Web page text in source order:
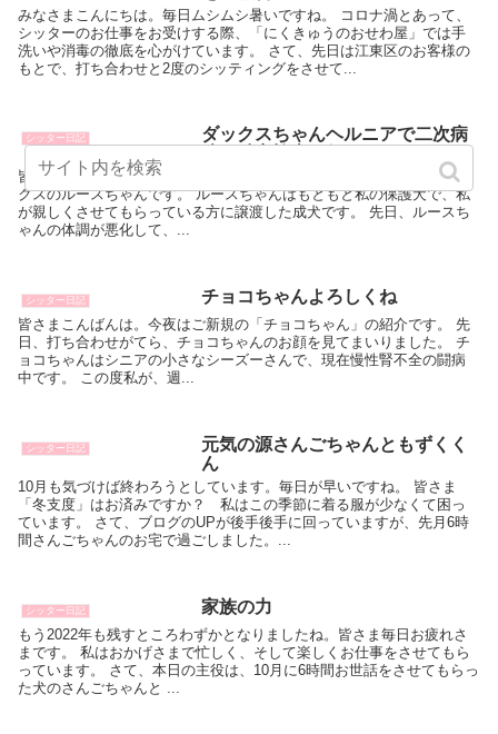
みなさまこんにちは。毎日ムシムシ暑いですね。 コロナ渦とあって、
シッターのお仕事をお受けする際、「にくきゅうのおせわ屋」では手
洗いや消毒の徹底を心がけています。 さて、先日は江東区のお客様の
もとで、打ち合わせと2度のシッティングをさせて...
シッター日記
ダックスちゃんヘルニアで二次病
皆さまこんにちは。すっかり秋めいてきましたね。 今日の主役はダッ
クスのルースちゃんです。 ルースちゃんはもともと私の保護犬で、私
が親しくさせてもらっている方に譲渡した成犬です。 先日、ルースち
ゃんの体調が悪化して、...
シッター日記 チョコちゃんよろしくね
皆さまこんばんは。今夜はご新規の「チョコちゃん」の紹介です。 先
日、打ち合わせがてら、チョコちゃんのお顔を見てまいりました。 チ
ョコちゃんはシニアの小さなシーズーさんで、現在慢性腎不全の闘病
中です。 この度私が、週...
シッター日記
元気の源さんごちゃんともずくく
ん
10月も気づけば終わろうとしています。毎日が早いですね。 皆さま
「冬支度」はお済みですか？ 私はこの季節に着る服が少なくて困っ
ています。 さて、ブログのUPが後手後手に回っていますが、先月6時
間さんごちゃんのお宅で過ごしました。...
シッター日記 家族の力
もう2022年も残すところわずかとなりましたね。皆さま毎日お疲れさ
まです。 私はおかげさまで忙しく、そして楽しくお仕事をさせてもら
っています。 さて、本日の主役は、10月に6時間お世話をさせてもらっ
た犬のさんごちゃんと ...